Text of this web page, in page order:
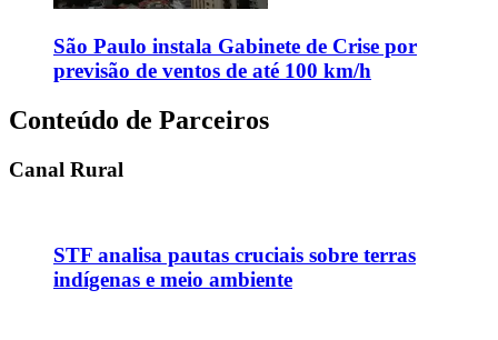
São Paulo instala Gabinete de Crise por
previsão de ventos de até 100 km/h
Conteúdo de Parceiros
Canal Rural
STF analisa pautas cruciais sobre terras
indígenas e meio ambiente